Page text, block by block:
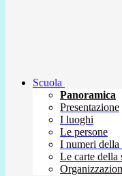
Scuola
Panoramica
Presentazione
I luoghi
Le persone
I numeri della
Le carte della